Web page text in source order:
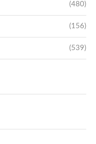
(480)
(156)
(539)